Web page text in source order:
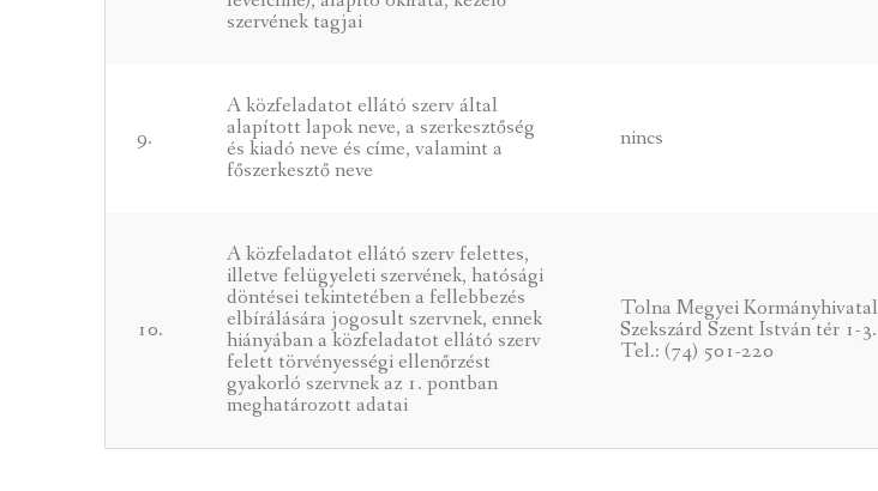
szervének tagjai
9.
A közfeladatot ellátó szerv által
alapított lapok neve, a szerkesztőség
és kiadó neve és címe, valamint a
főszerkesztő neve
nincs
10.
A közfeladatot ellátó szerv felettes,
illetve felügyeleti szervének, hatósági
döntései tekintetében a fellebbezés
elbírálására jogosult szervnek, ennek
hiányában a közfeladatot ellátó szerv
felett törvényességi ellenőrzést
gyakorló szervnek az 1. pontban
meghatározott adatai
Tolna Megyei Kormányhivatal
Szekszárd Szent István tér 1-3.
Tel.: (74) 501-220